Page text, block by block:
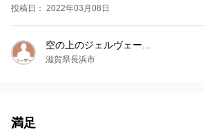
投稿日： 2022年03月08日
空の上のジェルヴェー...
滋賀県長浜市
満足